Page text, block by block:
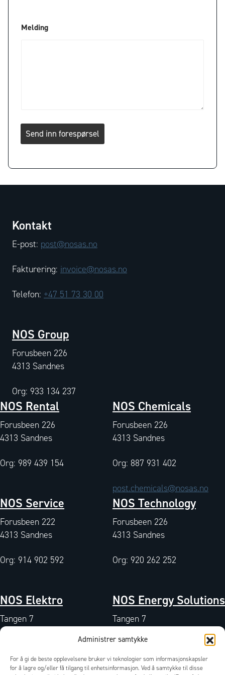
Administrer samtykke
For å gi de beste opplevelsene bruker vi teknologier som informasjonskapsler
for å lagre og/eller få tilgang til enhetsinformasjon. Ved å samtykke til disse
Melding
Send inn forespørsel
Kontakt
E-post: post@nosas.no
Fakturering: invoice@nosas.no
Telefon: +47 51 73 30 00
NOS Group
Forusbeen 226
4313 Sandnes
Org: 933 134 237
NOS Rental
Forusbeen 226
4313 Sandnes
Org: 989 439 154
NOS Chemicals
Forusbeen 226
4313 Sandnes
Org: 887 931 402
post.chemicals@nosas.no
NOS Service
Forusbeen 222
4313 Sandnes
Org: 914 902 592
NOS Technology
Forusbeen 226
4313 Sandnes
Org: 920 262 252
NOS Elektro
Tangen 7
4072 Randaberg
Org: 933 004 511
NOS Energy Solutions
Tangen 7
Org: 827 042 102
QA-miljø/Sertifikater/Dokumenter/